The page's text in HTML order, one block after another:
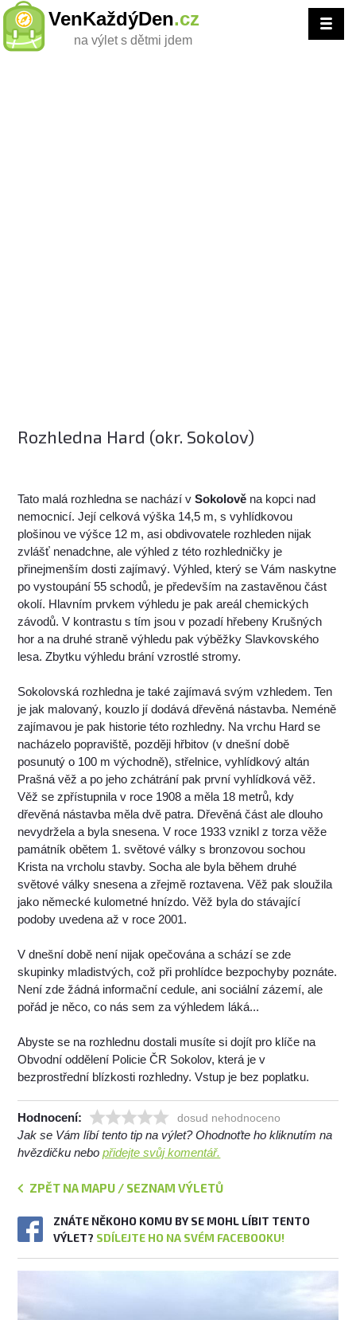
VenKaždýDen.cz
na výlet s dětmi jdem
Rozhledna Hard (okr. Sokolov)
Tato malá rozhledna se nachází vSokolově na kopci nad
nemocnicí. Její celková výška 14,5 m, s vyhlídkovou
plošinou ve výšce 12 m, asi obdivovatele rozhleden nijak
zvlášť nenadchne, ale výhled z této rozhledničky je
přinejmenším dosti zajímavý. Výhled, který se Vám naskytne
po vystoupání 55 schodů, je především na zastavěnou část
okolí. Hlavním prvkem výhledu je pak areál chemických
závodů. V kontrastu s tím jsou v pozadí hřebeny Krušných
hor a na druhé straně výhledu pak výběžky Slavkovského
lesa. Zbytku výhledu brání vzrostlé stromy.
Sokolovská rozhledna je také zajímavá svým vzhledem. Ten
je jak malovaný, kouzlo jí dodává dřevěná nástavba. Neméně
zajímavou je pak historie této rozhledny. Na vrchu Hard se
nacházelo popraviště, později hřbitov (v dnešní době
posunutý o 100 m východně), střelnice, vyhlídkový altán
Prašná věž a po jeho zchátrání pak první vyhlídková věž.
Věž se zpřístupnila v roce 1908 a měla 18 metrů, kdy
dřevěná nástavba měla dvě patra. Dřevěná část ale dlouho
nevydržela a byla snesena. V roce 1933 vznikl z torza věže
památník obětem 1. světové války s bronzovou sochou
Krista na vrcholu stavby. Socha ale byla během druhé
světové války snesena a zřejmě roztavena. Věž pak sloužila
jako německé kulometné hnízdo. Věž byla do stávající
podoby uvedena až v roce 2001.
V dnešní době není nijak opečována a schází se zde
skupinky mladistvých, což při prohlídce bezpochyby poznáte.
Není zde žádná informační cedule, ani sociální zázemí, ale
pořád je něco, co nás sem za výhledem láká...
Abyste se na rozhlednu dostali musíte si dojít pro klíče na
Obvodní oddělení Policie ČR Sokolov, která je v
bezprostřední blízkosti rozhledny. Vstup je bez poplatku.
Hodnocení: dosud nehodnoceno
Jak se Vám líbí tento tip na výlet? Ohodnoťte ho kliknutím na
hvězdičku nebopřidejte svůj komentář.
ZPĚT NA MAPU / SEZNAM VÝLETŮ
ZNÁTE NĚKOHO KOMU BY SE MOHL LÍBIT TENTO
VÝLET? SDÍLEJTE HO NA SVÉM FACEBOOKU!